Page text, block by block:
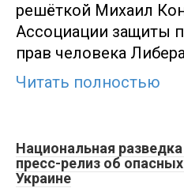
решёткой Михаил
Ассоциации защиты
прав человека
Читать полностью
Национальная
пресс-релиз об
Украине